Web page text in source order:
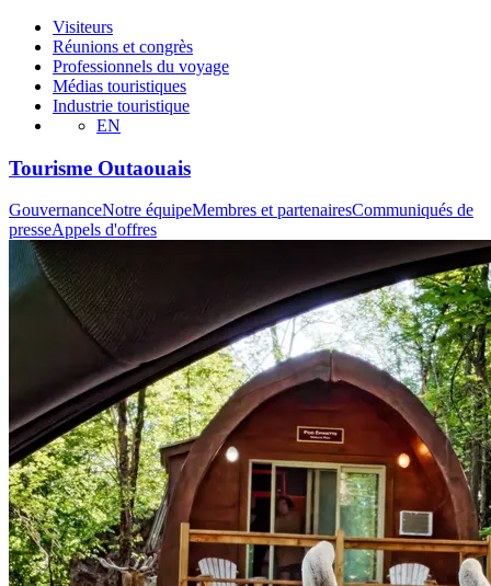
Visiteurs
Réunions et congrès
Professionnels du voyage
Médias touristiques
Industrie touristique
EN
Tourisme Outaouais
GouvernanceNotre équipeMembres et partenairesCommuniqués de
presseAppels d'offres